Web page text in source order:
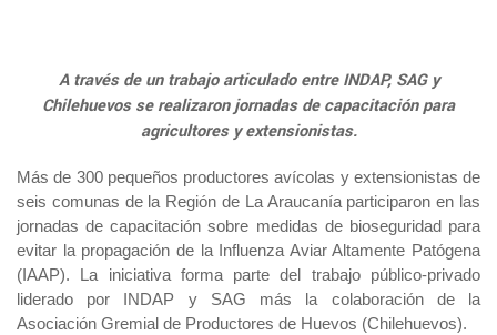
Indicadores de Gestión
Trabaje en INDAP
Crédito Corto Plazo
Ver todos los Programas
Concursos de Fomento
Biblioteca
Suscríbase a nuestras noticias
Videos
Podcast
A través de un trabajo articulado entre INDAP, SAG y
Chilehuevos se realizaron jornadas de capacitación para
agricultores y extensionistas.
Más de 300 pequeños productores avícolas y extensionistas de
seis comunas de la Región de La Araucanía participaron en las
jornadas de capacitación sobre medidas de bioseguridad para
evitar la propagación de la Influenza Aviar Altamente Patógena
(IAAP).
La iniciativa forma parte del trabajo público-privado
liderado por INDAP y SAG más la colaboración de la
Asociación Gremial de Productores de Huevos (Chilehuevos).